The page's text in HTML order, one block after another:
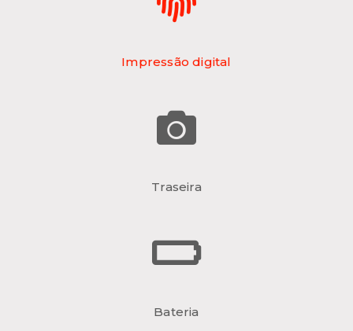
Impressão digital
Traseira
Bateria